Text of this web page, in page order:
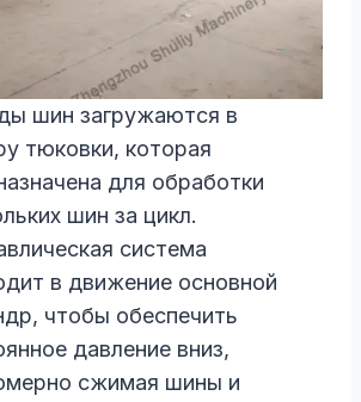
шин загружаются в
тюковки, которая
для обработки
шин за цикл.
система
в движение основной
чтобы обеспечить
давление вниз,
сжимая шины и